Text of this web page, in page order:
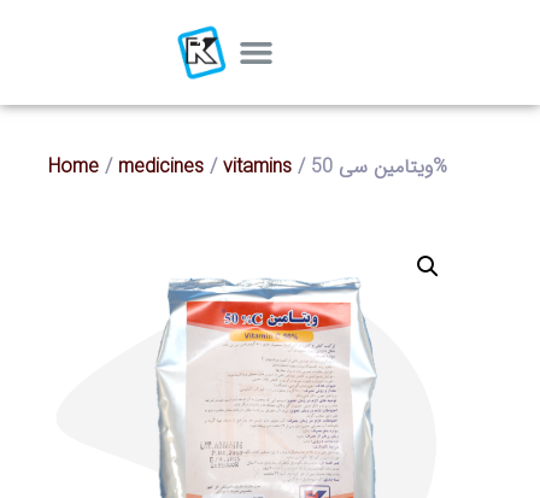
Home / medicines /vitamins / ویتامین سی 50%